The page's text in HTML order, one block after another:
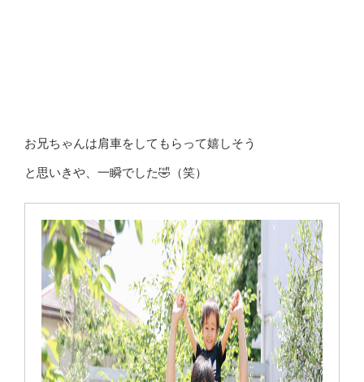
お兄ちゃんは肩車をしてもらって嬉しそう
と思いきや、一瞬でした🤣（笑）